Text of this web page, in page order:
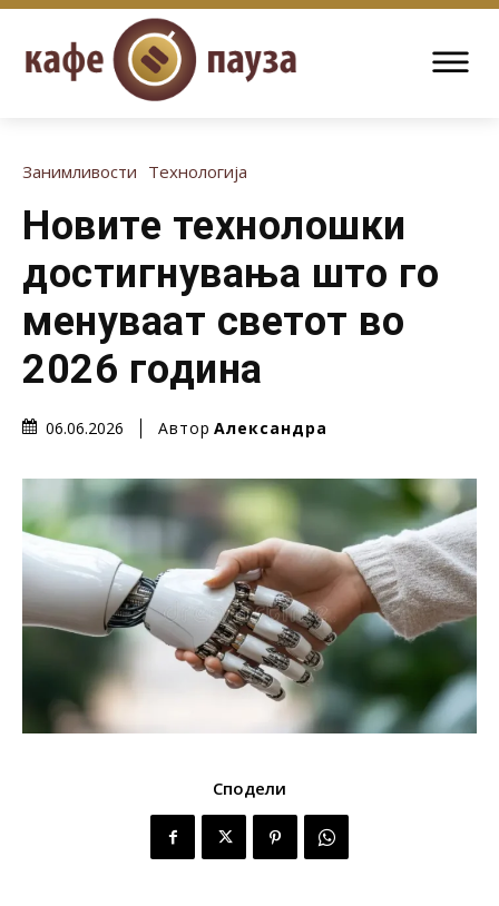
Занимливости Технологија
Новите технолошки
достигнувања што го
менуваат светот во
2026 година
06.06.2026 Автор Александра
Сподели